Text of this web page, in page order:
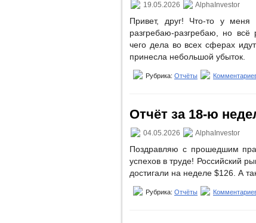
19.05.2026 AlphaInvestor
Привет, друг! Что-то у
разгребаю-разгребаю, но всё
чего дела во всех сферах
принесла небольшой убыток.
Рубрика: Отчёты
Отчёт за 18-ю
04.05.2026 AlphaInvestor
Поздравляю с прошедшим
успехов в труде! Российский
достигали на неделе $126. А
Рубрика: Отчёты